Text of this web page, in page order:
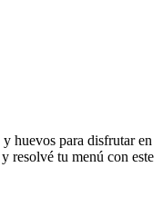
huevos para disfrutar en
resolvé tu menú con este